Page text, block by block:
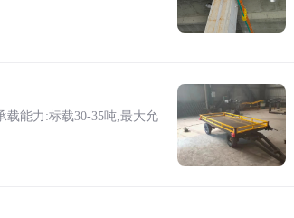
载能力:标载30-35吨,最大允